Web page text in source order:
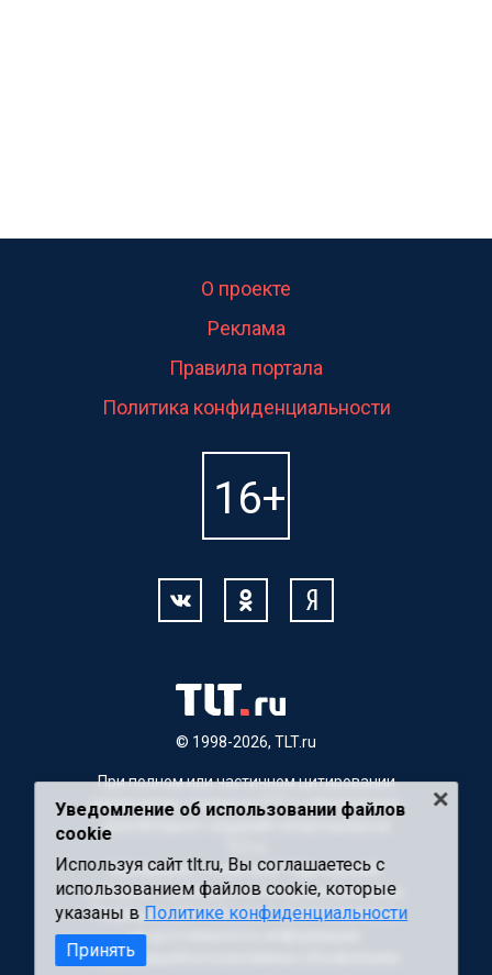
© 1998-2026, TLT.ru
О проекте
Реклама
Правила портала
Политика конфиденциальности
При полном или частичном цитировании
материалов, ссылка на TLT.ru обязательна.
Для Интернет-изданий гиперссылка на
Материалы с пометкой "Партнерский
материал" публикуются на правах рекламы.
Редакция сайта не несет ответственности
за достоверность информации,
содержащейся в рекламных объявлениях
Уведомление об использовании файлов
cookie
Используя сайт tlt.ru, Вы соглашаетесь с
использованием файлов cookie, которые
указаны в Политике конфиденциальности
Принять